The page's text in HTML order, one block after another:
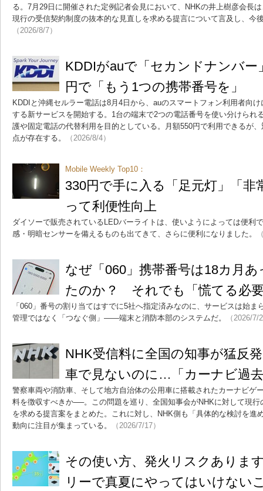
る。7月29日に開催された定例記者会見において、NHKの井上樹彦会長
現行の受信契約制度の抜本的な見直しを求める提言について言及し、今
（2026/8/7）
KDDIがauで「セカンドナンバ
円で「もう1つの携帯番号を」
KDDIと沖縄セルラー電話は8月4日から、auのスマートフォン利用者向
する新サービスを開始する。1台の端末で2つの電話番号を使い分けられ
護や固定電話の代替利用を目的としている。月額550円で利用できるが
点が存在する。
（2026/8/4）
Mobile Weekly Top10：
330円で手に入る「足元灯」「
って利便性向上
ダイソーで販売されているLEDバーライトは、使いようによっては便利
感・明暗センサーを備えるものも出てきて、さらに便利になりました。
なぜ「060」携帯番号は18カ月
たのか？ それでも「慌てる必
「060」番号の割り当てはすでに5社へ指定済みなのに、サービスは始
管理ではなく「つなぐ側」――端末と消防本部のシステムだ。
（2026/7/
NHK受信料に全国の知事が猛反
車で見ないのに…「カーナビ過
警察車両や消防車、そして地方自治体の公用車に搭載されたカーナビゲ
料を徴収すべきか──。この問題を巡り、全国知事会がNHKに対して現
を求める提言案をまとめた。これに対し、NHK側も「具体的な検討を進
動向に注目が集まっている。
（2026/7/17）
その使い方、発火リスクありま
リーで真夏にやってはいけな